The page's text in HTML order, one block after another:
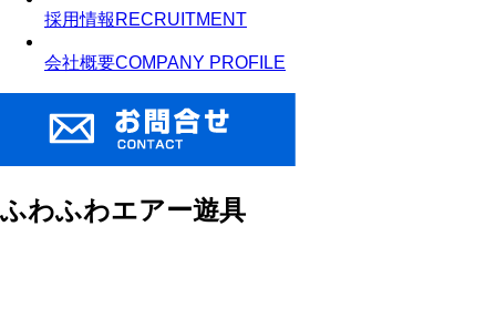
採用情報 RECRUITMENT
会社概要COMPANY PROFILE
ふわふわエアー遊具